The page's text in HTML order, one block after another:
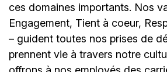
ces domaines importants. Nos
Engagement, Tient à coeur,
– guident toutes nos prises de
prennent vie à travers notre